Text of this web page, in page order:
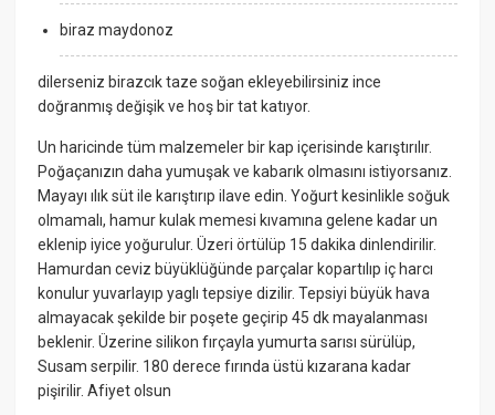
biraz maydonoz
dilerseniz birazcık taze soğan ekleyebilirsiniz ince
doğranmış değişik ve hoş bir tat katıyor.
Un haricinde tüm malzemeler bir kap içerisinde karıştırılır.
Poğaçanızın daha yumuşak ve kabarık olmasını istiyorsanız.
Mayayı ılık süt ile karıştırıp ilave edin. Yoğurt kesinlikle soğuk
olmamalı, hamur kulak memesi kıvamına gelene kadar un
eklenip iyice yoğurulur. Üzeri örtülüp 15 dakika dinlendirilir.
Hamurdan ceviz büyüklüğünde parçalar kopartılıp iç harcı
konulur yuvarlayıp yaglı tepsiye dizilir. Tepsiyi büyük hava
almayacak şekilde bir poşete geçirip 45 dk mayalanması
beklenir. Üzerine silikon fırçayla yumurta sarısı sürülüp,
Susam serpilir. 180 derece fırında üstü kızarana kadar
pişirilir. Afiyet olsun